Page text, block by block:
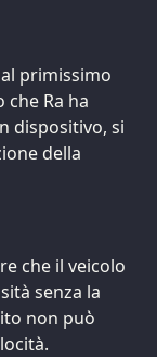
primissimo
Ra ha
dispositivo, si
della
che il veicolo
senza la
non può